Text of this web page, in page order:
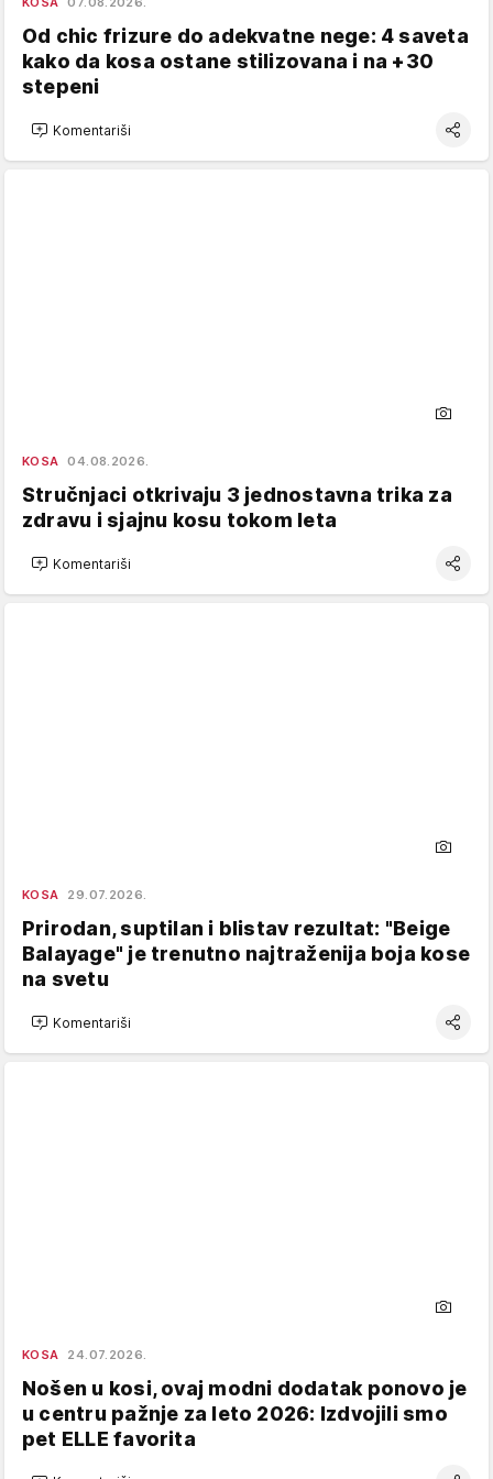
Od chic frizure do adekvatne nege: 4 saveta
kako da kosa ostane stilizovana i na +30
stepeni
Komentariši
KOSA 04.08.2026.
Stručnjaci otkrivaju 3 jednostavna trika za
zdravu i sjajnu kosu tokom leta
Komentariši
KOSA 29.07.2026.
Prirodan, suptilan i blistav rezultat: "Beige
Balayage" je trenutno najtraženija boja kose
na svetu
Komentariši
KOSA 24.07.2026.
Nošen u kosi, ovaj modni dodatak ponovo je
u centru pažnje za leto 2026: Izdvojili smo
pet ELLE favorita